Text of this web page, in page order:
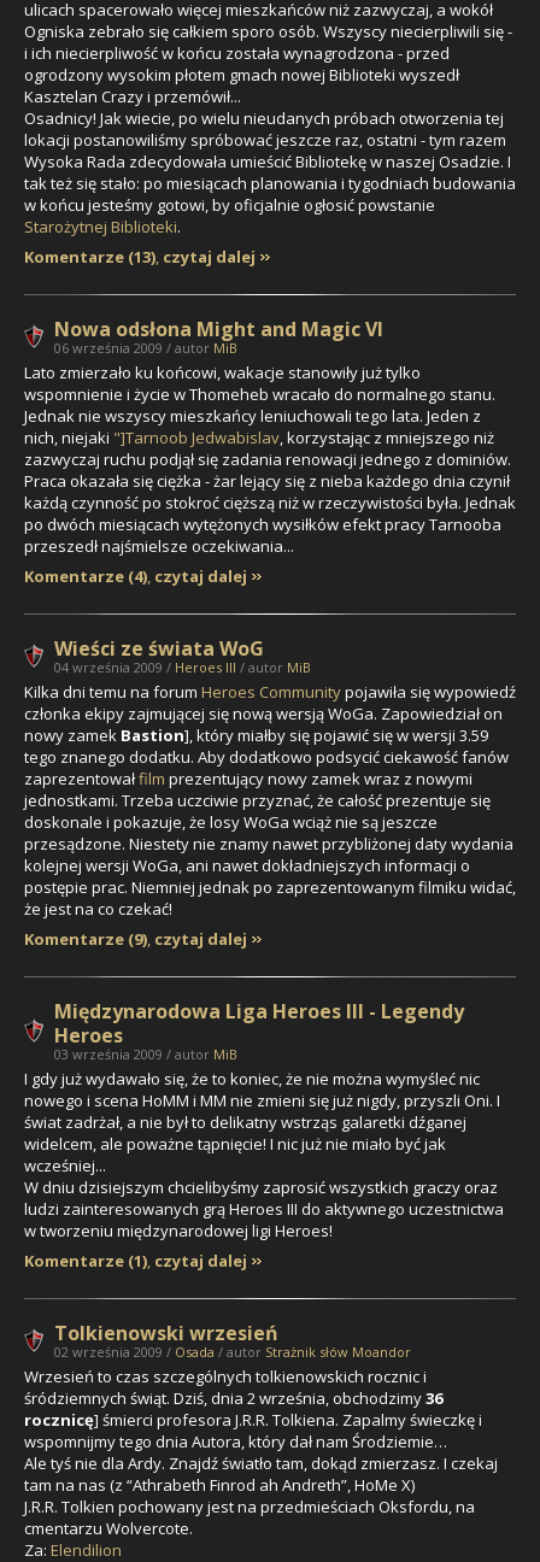
ulicach spacerowało więcej mieszkańców niż zazwyczaj, a wokół
Ogniska zebrało się całkiem sporo osób. Wszyscy niecierpliwili się -
i ich niecierpliwość w końcu została wynagrodzona - przed
ogrodzony wysokim płotem gmach nowej Biblioteki wyszedł
Kasztelan Crazy i przemówił...
Osadnicy! Jak wiecie, po wielu nieudanych próbach otworzenia tej
lokacji postanowiliśmy spróbować jeszcze raz, ostatni - tym razem
Wysoka Rada zdecydowała umieścić Bibliotekę w naszej Osadzie. I
tak też się stało: po miesiącach planowania i tygodniach budowania
w końcu jesteśmy gotowi, by oficjalnie ogłosić powstanie
Starożytnej Biblioteki.
Komentarze (13), czytaj dalej
Nowa odsłona Might and Magic VI
06 września 2009 / autor MiB
Lato zmierzało ku końcowi, wakacje stanowiły już tylko
wspomnienie i życie w Thomeheb wracało do normalnego stanu.
Jednak nie wszyscy mieszkańcy leniuchowali tego lata. Jeden z
nich, niejaki "]Tarnoob Jedwabislav, korzystając z mniejszego niż
zazwyczaj ruchu podjął się zadania renowacji jednego z dominiów.
Praca okazała się ciężka - żar lejący się z nieba każdego dnia czynił
każdą czynność po stokroć cięższą niż w rzeczywistości była. Jednak
po dwóch miesiącach wytężonych wysiłków efekt pracy Tarnooba
przeszedł najśmielsze oczekiwania...
Komentarze (4), czytaj dalej
Wieści ze świata WoG
04 września 2009 / Heroes III / autor MiB
Kilka dni temu na forum Heroes Communitypojawiła się wypowiedź
członka ekipy zajmującej się nową wersją WoGa. Zapowiedział on
nowy zamek Bastion], który miałby się pojawić się w wersji 3.59
tego znanego dodatku. Aby dodatkowo podsycić ciekawość fanów
zaprezentowałfilm prezentujący nowy zamek wraz z nowymi
jednostkami. Trzeba uczciwie przyznać, że całość prezentuje się
doskonale i pokazuje, że losy WoGa wciąż nie są jeszcze
przesądzone. Niestety nie znamy nawet przybliżonej daty wydania
kolejnej wersji WoGa, ani nawet dokładniejszych informacji o
postępie prac. Niemniej jednak po zaprezentowanym filmiku widać,
że jest na co czekać!
Komentarze (9), czytaj dalej
Międzynarodowa Liga Heroes III - Legendy
Heroes
03 września 2009 / autor MiB
I gdy już wydawało się, że to koniec, że nie można wymyśleć nic
nowego i scena HoMM i MM nie zmieni się już nigdy, przyszli Oni. I
świat zadrżał, a nie był to delikatny wstrząs galaretki dźganej
widelcem, ale poważne tąpnięcie! I nic już nie miało być jak
wcześniej...
W dniu dzisiejszym chcielibyśmy zaprosić wszystkich graczy oraz
ludzi zainteresowanych grą Heroes III do aktywnego uczestnictwa
w tworzeniu międzynarodowej ligi Heroes!
Komentarze (1), czytaj dalej
Tolkienowski wrzesień
02 września 2009 / Osada / autor Strażnik słów Moandor
Wrzesień to czas szczególnych tolkienowskich rocznic i
śródziemnych świąt. Dziś, dnia 2 września, obchodzimy36
rocznicę] śmierci profesora J.R.R. Tolkiena. Zapalmy świeczkę i
wspomnijmy tego dnia Autora, który dał nam Środziemie…
Ale tyś nie dla Ardy. Znajdź światło tam, dokąd zmierzasz. I czekaj
tam na nas (z “Athrabeth Finrod ah Andreth”, HoMe X)
J.R.R. Tolkien pochowany jest na przedmieściach Oksfordu, na
cmentarzu Wolvercote.
Za: Elendilion